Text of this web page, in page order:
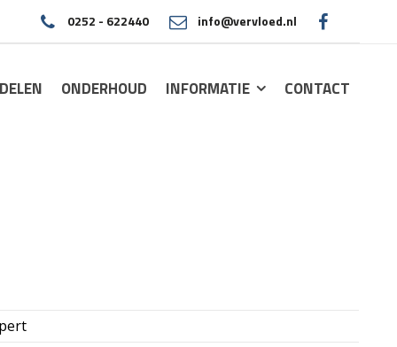
0252 - 622440 info@vervloed.nl
ONDERHOUD INFORMATIE CONTACT